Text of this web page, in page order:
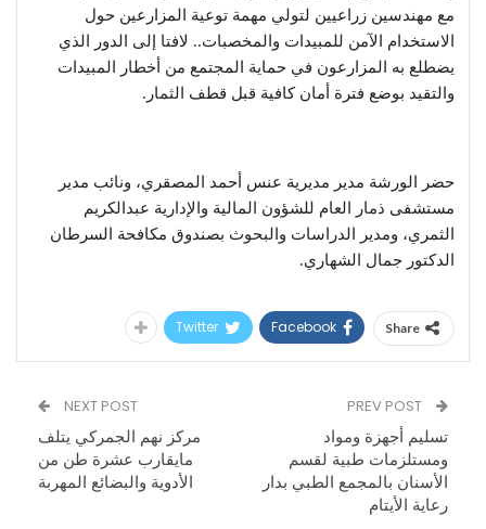
مع مهندسين زراعيين لتولي مهمة توعية المزارعين حول
الاستخدام الآمن للمبيدات والمخصبات.. لافتا إلى الدور الذي
يضطلع به المزارعون في حماية المجتمع من أخطار المبيدات
والتقيد بوضع فترة أمان كافية قبل قطف الثمار.
حضر الورشة مدير مديرية عنس أحمد المصقري، ونائب مدير
مستشفى ذمار العام للشؤون المالية والإدارية عبدالكريم
الثمري، ومدير الدراسات والبحوث بصندوق مكافحة السرطان
الدكتور جمال الشهاري.
Share
Facebook
Twitter
تسليم أجهزة ومواد
ومستلزمات طبية لقسم
الأسنان بالمجمع الطبي بدار
رعاية الأيتام
NEXT POST
مركز نهم الجمركي يتلف
مايقارب عشرة طن من
الأدوية والبضائع المهربة